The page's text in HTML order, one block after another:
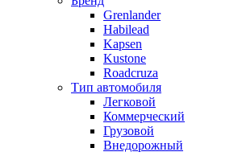
Grenlander
Habilead
Kapsen
Kustone
Roadcruza
Тип автомобиля
Легковой
Коммерческий
Грузовой
Внедорожный